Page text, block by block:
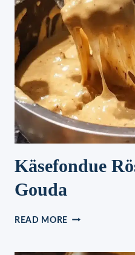
AUS
DER
KÜCHE
–
SUPER
FÜR
KINDER
Käsefondue
Gouda
READ MORE KÄSEFONDUE